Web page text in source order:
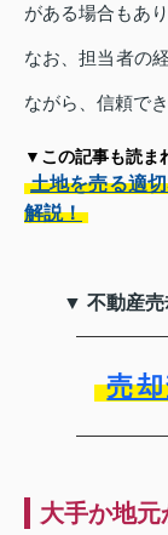
がある場合もあり
なお、担当者の
ながら、信頼で
▼この記事も読ま
土地を売る適
解説！
▼ 不動産売
売
大手か地